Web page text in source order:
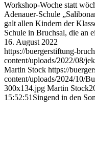
Workshop-Woche statt
Adenauer-Schule
galt allen Kindern der
Schule in Bruchsal, die an
16. August 2022
https://buergerstiftung-
content/uploads/2022/08/
Martin Stock https://
content/uploads/2024/10/
300x134.jpg Martin Stock
15:52:51 Singend in den